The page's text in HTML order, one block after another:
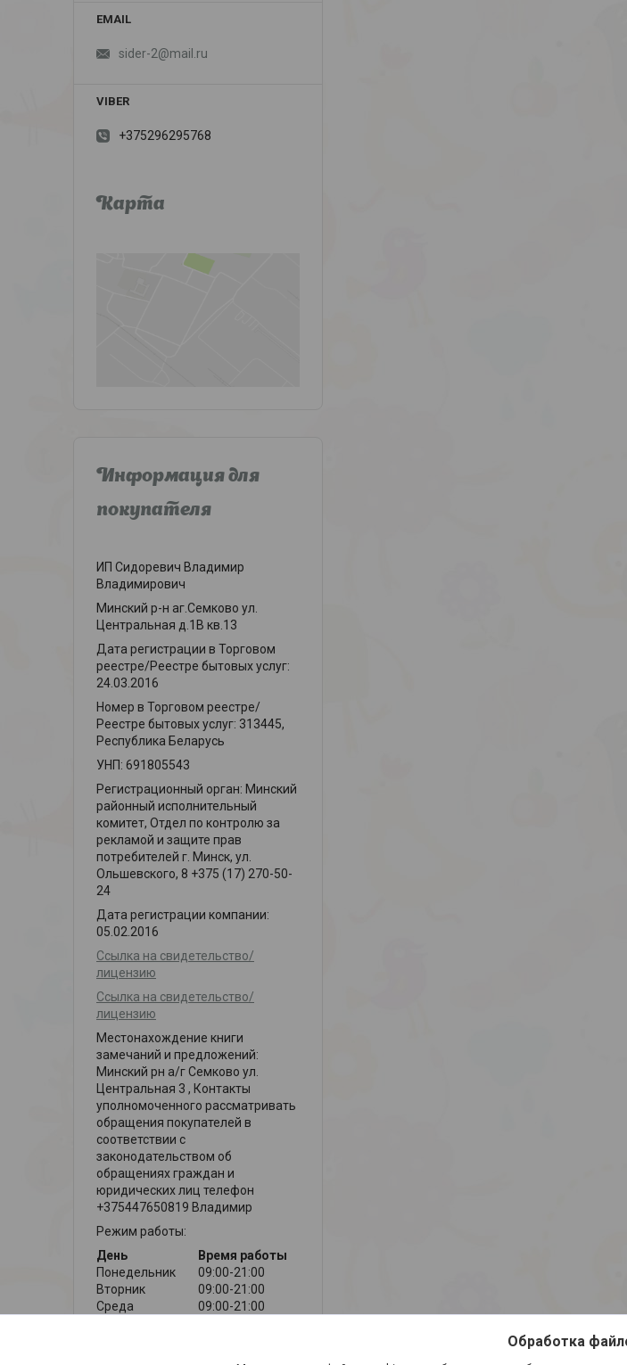
sider-2@mail.ru
+375296295768
Карта
Информация для
покупателя
ИП Сидоревич Владимир
Владимирович
Минский р-н аг.Семково ул.
Центральная д.1В кв.13
Дата регистрации в Торговом
реестре/Реестре бытовых услуг:
24.03.2016
Номер в Торговом реестре/
Реестре бытовых услуг: 313445,
Республика Беларусь
УНП: 691805543
Регистрационный орган: Минский
районный исполнительный
комитет, Отдел по контролю за
рекламой и защите прав
потребителей г. Минск, ул.
Ольшевского, 8 +375 (17) 270-50-
24
Дата регистрации компании:
05.02.2016
Ссылка на свидетельство/
лицензию
Ссылка на свидетельство/
лицензию
Местонахождение книги
замечаний и предложений:
Минский рн а/г Семково ул.
Центральная 3 , Контакты
уполномоченного рассматривать
обращения покупателей в
соответствии с
законодательством об
обращениях граждан и
юридических лиц телефон
+375447650819 Владимир
Режим работы:
День
Время работы
Понедельник
09:00-21:00
Вторник
09:00-21:00
Среда
09:00-21:00
Обработка